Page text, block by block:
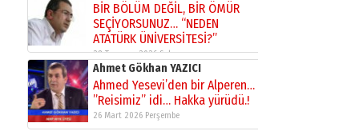
BİR BÖLÜM DEĞİL, BİR ÖMÜR
SEÇİYORSUNUZ… “NEDEN
ATATÜRK ÜNİVERSİTESİ?”
28 Temmuz 2026 Salı
Ahmet Gökhan YAZICI
Ahmed Yesevi’den bir Alperen…
”Reisimiz” idi… Hakka yürüdü.!
26 Mart 2026 Perşembe